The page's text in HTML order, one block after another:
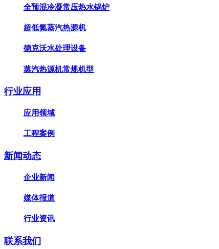
全预混冷凝常压热水锅炉
超低氮蒸汽热源机
德克沃水处理设备
蒸汽热源机常规机型
行业应用
应用领域
工程案例
新闻动态
企业新闻
媒体报道
行业资讯
联系我们